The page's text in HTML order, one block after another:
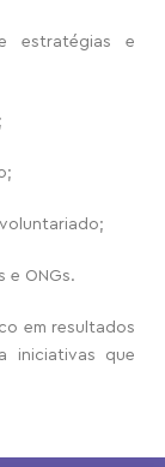
estratégias e
e ONGs.
em resultados
iniciativas que